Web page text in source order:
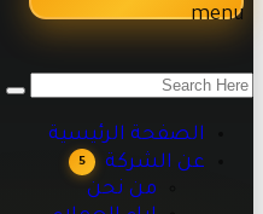
اراء العملاء
الاسئلة الشائعه
مقالات تقنية وبرمجية
menu
الصفحة الرئيسية
عن الشركة
5
من نحن